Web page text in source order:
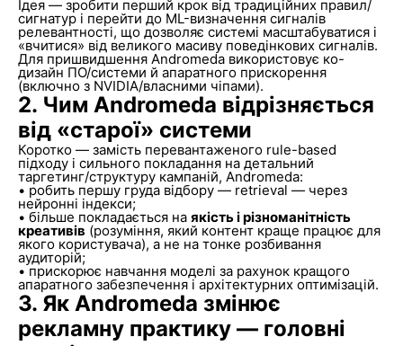
Ідея — зробити перший крок від традиційних правил/
сигнатур і перейти до ML-визначення сигналів
релевантності, що дозволяє системі масштабуватися і
«вчитися» від великого масиву поведінкових сигналів.
Для пришвидшення Andromeda використовує ко-
дизайн ПО/системи й апаратного прискорення
(включно з NVIDIA/власними чіпами).
2. Чим Andromeda відрізняється
від «старої» системи
Коротко — замість перевантаженого rule-based
підходу і сильного покладання на детальний
таргетинг/структуру кампаній, Andromeda:
• робить першу груда відбору — retrieval — через
нейронні індекси;
• більше покладається на якість і різноманітність
креативів (розуміння, який контент краще працює для
якого користувача), а не на тонке розбивання
аудиторій;
• прискорює навчання моделі за рахунок кращого
апаратного забезпечення і архітектурних оптимізацій.
3. Як Andromeda змінює
рекламну практику — головні